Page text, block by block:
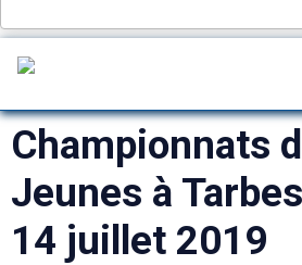
Championnats
Jeunes à
14 juillet 2019